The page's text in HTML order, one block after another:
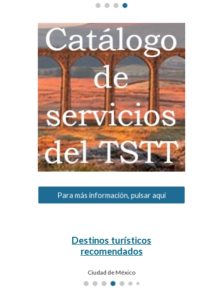
Para más información, pulsar aquí
Destinos turísticos
recomendados
Dubai (Emiratos Árabes Unidos)